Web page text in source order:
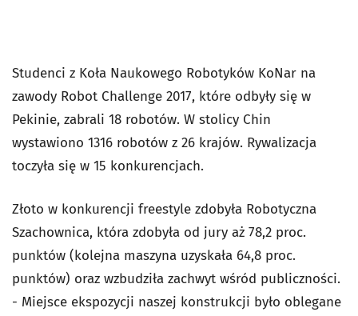
Studenci z Koła Naukowego Robotyków KoNar na
zawody Robot Challenge 2017, które odbyły się w
Pekinie, zabrali 18 robotów. W stolicy Chin
wystawiono 1316 robotów z 26 krajów. Rywalizacja
toczyła się w 15 konkurencjach.
Złoto w konkurencji freestyle zdobyła Robotyczna
Szachownica, która zdobyła od jury aż 78,2 proc.
punktów (kolejna maszyna uzyskała 64,8 proc.
punktów) oraz wzbudziła zachwyt wśród publiczności.
- Miejsce ekspozycji naszej konstrukcji było oblegane